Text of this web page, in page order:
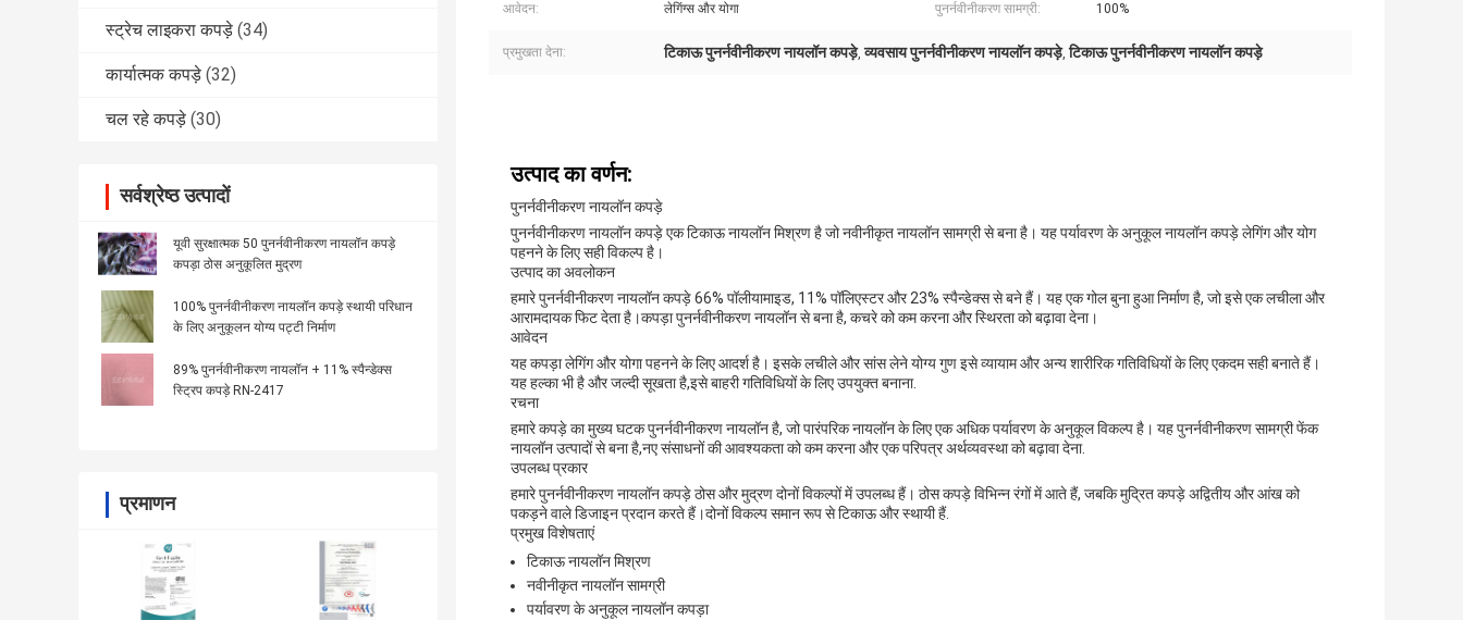
स्ट्रेच लाइकरा कपड़े (34)
कार्यात्मक कपड़े (32)
चल रहे कपड़े (30)
सर्वश्रेष्ठ उत्पादों
यूवी सुरक्षात्मक 50 पुनर्नवीनीकरण नायलॉन कपड़े
कपड़ा ठोस अनुकूलित मुद्रण
100% पुनर्नवीनीकरण नायलॉन कपड़े स्थायी परिधान
के लिए अनुकूलन योग्य पट्टी निर्माण
89% पुनर्नवीनीकरण नायलॉन + 11% स्पैन्डेक्स
स्ट्रिप कपड़े RN-2417
प्रमाणन
आवेदन: लेगिंग्स और योगा पुनर्नवीनीकरण सामग्री: 100%
प्रमुखता देना: टिकाऊ पुनर्नवीनीकरण नायलॉन कपड़े,व्यवसाय पुनर्नवीनीकरण नायलॉन कपड़े,टिकाऊ पुनर्नवीनीकरण नायलॉन कपड़े
उत्पाद का वर्णन:
पुनर्नवीनीकरण नायलॉन कपड़े
पुनर्नवीनीकरण नायलॉन कपड़े एक टिकाऊ नायलॉन मिश्रण है जो नवीनीकृत नायलॉन सामग्री से बना है। यह पर्यावरण के अनुकूल नायलॉन कपड़े लेगिंग और योग
पहनने के लिए सही विकल्प है।
उत्पाद का अवलोकन
हमारे पुनर्नवीनीकरण नायलॉन कपड़े 66% पॉलीयामाइड, 11% पॉलिएस्टर और 23% स्पैन्डेक्स से बने हैं। यह एक गोल बुना हुआ निर्माण है, जो इसे एक लचीला और
आरामदायक फिट देता है।कपड़ा पुनर्नवीनीकरण नायलॉन से बना है, कचरे को कम करना और स्थिरता को बढ़ावा देना।
आवेदन
यह कपड़ा लेगिंग और योगा पहनने के लिए आदर्श है। इसके लचीले और सांस लेने योग्य गुण इसे व्यायाम और अन्य शारीरिक गतिविधियों के लिए एकदम सही बनाते हैं।
यह हल्का भी है और जल्दी सूखता है,इसे बाहरी गतिविधियों के लिए उपयुक्त बनाना.
रचना
हमारे कपड़े का मुख्य घटक पुनर्नवीनीकरण नायलॉन है, जो पारंपरिक नायलॉन के लिए एक अधिक पर्यावरण के अनुकूल विकल्प है। यह पुनर्नवीनीकरण सामग्री फेंक
नायलॉन उत्पादों से बना है,नए संसाधनों की आवश्यकता को कम करना और एक परिपत्र अर्थव्यवस्था को बढ़ावा देना.
उपलब्ध प्रकार
हमारे पुनर्नवीनीकरण नायलॉन कपड़े ठोस और मुद्रण दोनों विकल्पों में उपलब्ध हैं। ठोस कपड़े विभिन्न रंगों में आते हैं, जबकि मुद्रित कपड़े अद्वितीय और आंख को
पकड़ने वाले डिजाइन प्रदान करते हैं।दोनों विकल्प समान रूप से टिकाऊ और स्थायी हैं.
प्रमुख विशेषताएं
टिकाऊ नायलॉन मिश्रण
नवीनीकृत नायलॉन सामग्री
पर्यावरण के अनुकूल नायलॉन कपड़ा